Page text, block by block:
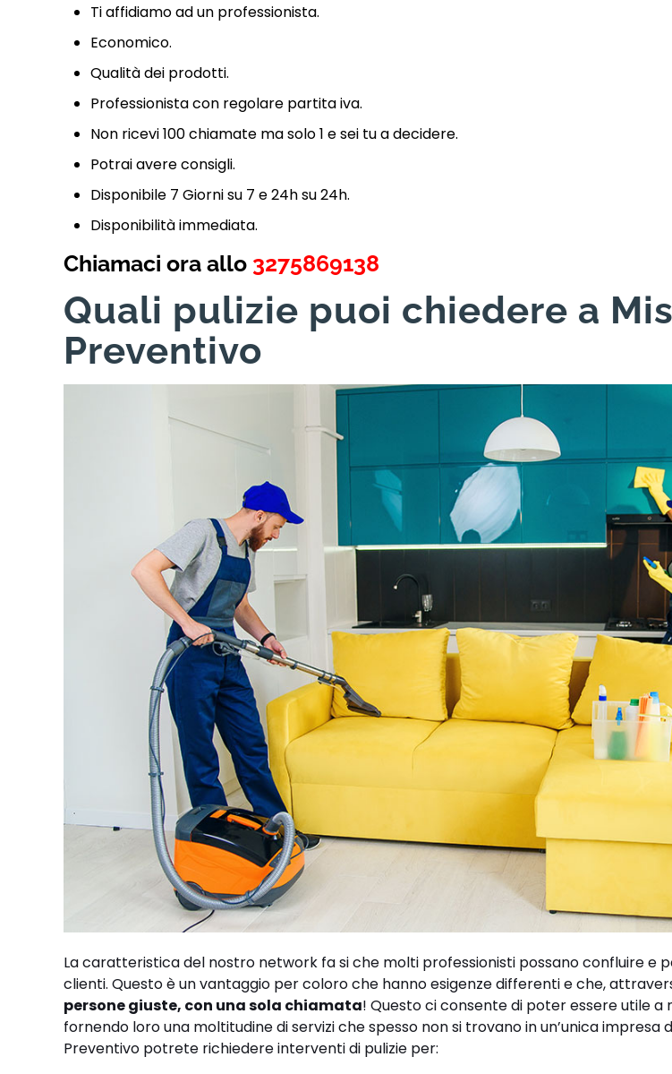
Ti affidiamo ad un professionista.
Economico.
Qualità dei prodotti.
Professionista con regolare partita iva.
Non ricevi 100 chiamate ma solo 1 e sei tu a decidere.
Potrai avere consigli.
Disponibile 7 Giorni su 7 e 24h su 24h.
Disponibilità immediata.
Chiamaci ora allo 3275869138
Quali pulizie puoi chiedere a
Preventivo
La caratteristica del nostro network fa si che molti professionisti possano confluire e
clienti. Questo è un vantaggio per coloro che hanno esigenze differenti e che,
persone giuste, con una sola chiamata! Questo ci consente di poter essere utile a
fornendo loro una moltitudine di servizi che spesso non si trovano in un’unica impresa
Preventivo potrete richiedere interventi di pulizie per: